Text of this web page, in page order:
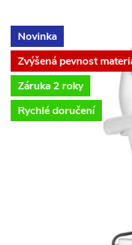
Novinka
Zvýšená pevnost
Záruka 2 roky
Rychlé doručení